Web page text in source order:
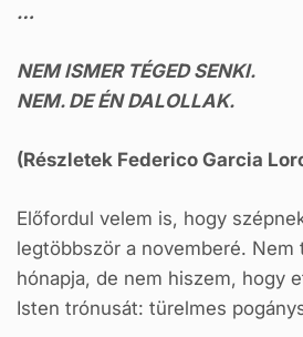
…
NEM ISMER TÉGED SENKI.
NEM. DE ÉN DALOLLAK.
(Részletek Federico Garcia
Előfordul velem is, hogy
legtöbbször a novemberé.
hónapja, de nem hiszem, hogy
Isten trónusát: türelmes